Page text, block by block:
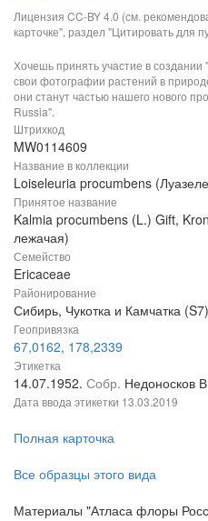
Лицензия CC-BY 4.0 (см.
карточке", раздел "Цитировать для
Хочешь принять участие в
свои фотографии растений в
они станут частью нашего нового
Russia".
Штрихкод
MW0114609
Название в коллекции
Loiseleuria procumbens
Принятое название
Kalmia procumbens (L.) Gift,
лежачая)
Семейство
Ericaceae
Районирование
Сибирь, Чукотка и Камчатка
Геопривязка
67,0162, 178,2339
Этикетка
14.07.1952. Собр. Недоносков
Дата ввода этикетки 13.03.2019
Полная карточка
Все образцы этого вида
Материалы "Атласа флоры